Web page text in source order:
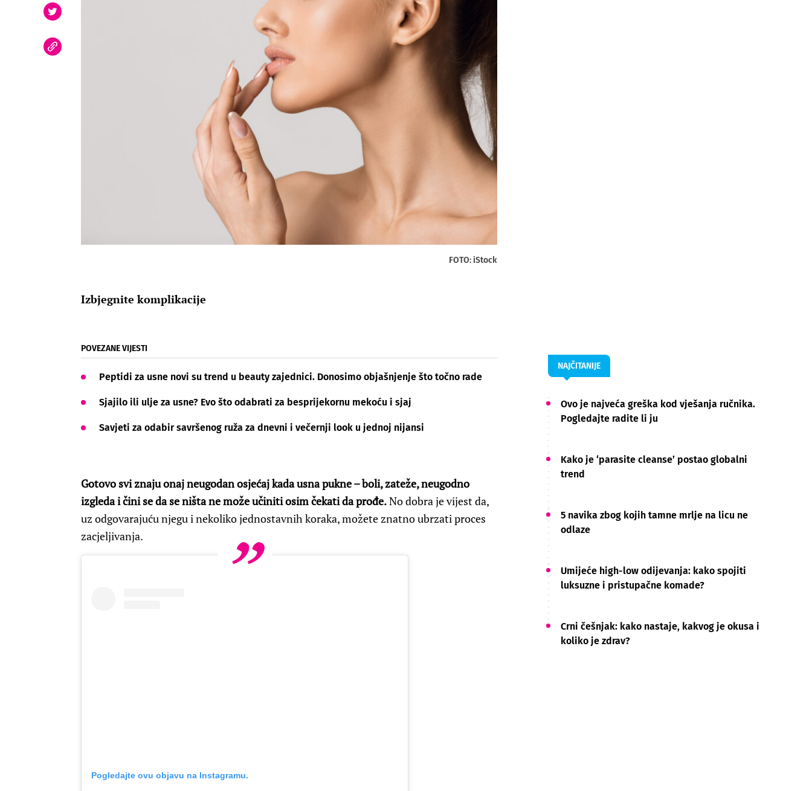
FOTO: iStock
Izbjegnite komplikacije
POVEZANE VIJESTI
Peptidi za usne novi su trend u beauty zajednici. Donosimo objašnjenje što točno rade
Sjajilo ili ulje za usne? Evo što odabrati za besprijekornu mekoću i sjaj
Savjeti za odabir savršenog ruža za dnevni i večernji look u jednoj nijansi
Gotovo svi znaju onaj neugodan osjećaj kada usna pukne – boli, zateže, neugodno
izgleda i čini se da se ništa ne može učiniti osim čekati da prođe.No dobra je vijest da,
uz odgovarajuću njegu i nekoliko jednostavnih koraka, možete znatno ubrzati proces
zacjeljivanja.
Pogledajte ovu objavu na Instagramu.
NAJČITANIJE
Ovo je najveća greška kod vješanja ručnika.
Pogledajte radite li ju
Kako je ‘parasite cleanse’ postao globalni
trend
5 navika zbog kojih tamne mrlje na licu ne
odlaze
Umijeće high-low odijevanja: kako spojiti
luksuzne i pristupačne komade?
Crni češnjak: kako nastaje, kakvog je okusa i
koliko je zdrav?